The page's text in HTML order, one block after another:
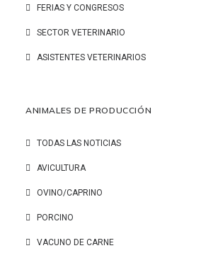
FERIAS Y CONGRESOS
SECTOR VETERINARIO
ASISTENTES VETERINARIOS
ANIMALES DE PRODUCCIÓN
TODAS LAS NOTICIAS
AVICULTURA
OVINO/CAPRINO
PORCINO
VACUNO DE CARNE